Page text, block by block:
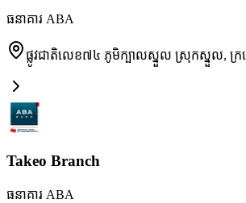
ធនាគារ ABA
ផ្លូវជាតិលេខ៧៤ ភូមិក្បាលស្នួល ស្រុកស្នួល, ក្រ
Takeo Branch
ធនាគារ ABA